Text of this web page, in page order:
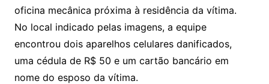
oficina mecânica próxima à residência da vítima.
No local indicado pelas imagens, a equipe
encontrou dois aparelhos celulares danificados,
uma cédula de R$ 50 e um cartão bancário em
nome do esposo da vítima.